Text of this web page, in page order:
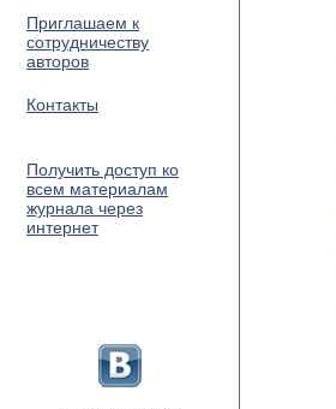
Приглашаем к
сотрудничеству
авторов
Контакты
Получить доступ ко
всем материалам
журнала через
интернет